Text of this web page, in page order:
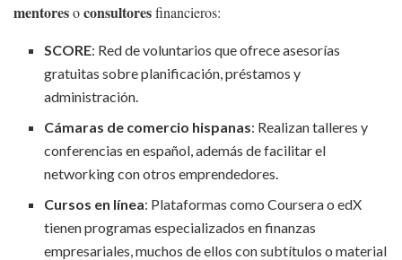
mentoresoconsultoresfinancieros:
SCORE: Red de voluntarios que ofrece asesorías
gratuitas sobre planificación, préstamos y
administración.
Cámaras de comercio hispanas: Realizan talleres y
conferencias en español, además de facilitar el
networking con otros emprendedores.
Cursos en línea: Plataformas como Coursera o edX
tienen programas especializados en finanzas
empresariales, muchos de ellos con subtítulos o material